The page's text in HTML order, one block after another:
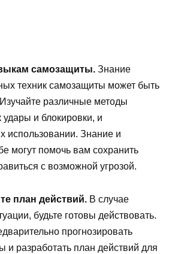
самозащиты. Знание
техник самозащиты может быть
различные методы
удары и блокировки, и
использовании. Знание и
могут помочь вам сохранить
с возможной угрозой.
план действий. В случае
будьте готовы действовать.
прогнозировать
и разработать план действий для